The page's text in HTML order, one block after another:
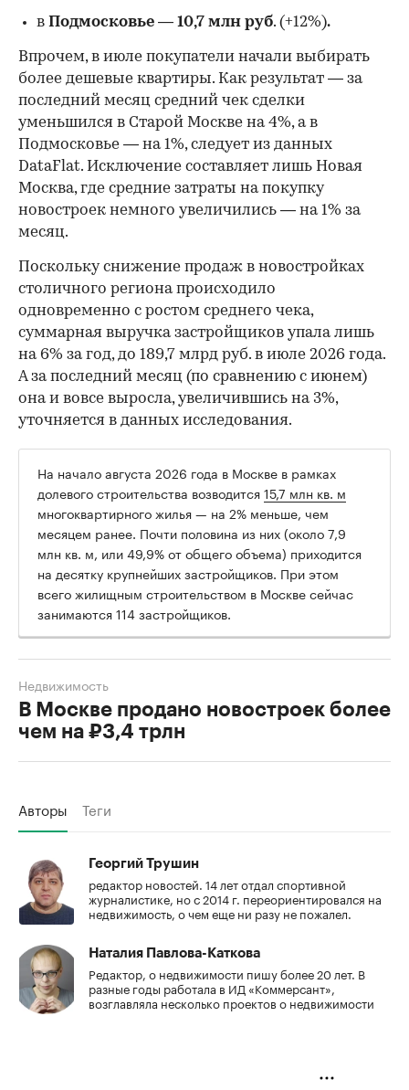
в Подмосковье — 10,7 млн руб. (+12%).
Впрочем, в июле покупатели начали выбирать
более дешевые квартиры. Как результат — за
последний месяц средний чек сделки
уменьшился в Старой Москве на 4%, а в
Подмосковье — на 1%, следует из данных
DataFlat. Исключение составляет лишь Новая
Москва, где средние затраты на покупку
новостроек немного увеличились — на 1% за
месяц.
Поскольку снижение продаж в новостройках
столичного региона происходило
одновременно с ростом среднего чека,
суммарная выручка застройщиков упала лишь
на 6% за год, до 189,7 млрд руб. в июле 2026 года.
А за последний месяц (по сравнению с июнем)
она и вовсе выросла, увеличившись на 3%,
уточняется в данных исследования.
На начало августа 2026 года в Москве в рамках
долевого строительства возводится15,7 млн кв. м
многоквартирного жилья — на 2% меньше, чем
месяцем ранее. Почти половина из них (около 7,9
млн кв. м, или 49,9% от общего объема) приходится
на десятку крупнейших застройщиков. При этом
всего жилищным строительством в Москве сейчас
занимаются 114 застройщиков.
В Москве продано новостроек более
чем на ₽3,4 трлн
Недвижимость
Авторы Теги
Георгий Трушин
редактор новостей. 14 лет отдал спортивной
журналистике, но с 2014 г. переориентировался на
недвижимость, о чем еще ни разу не пожалел.
Наталия Павлова-Каткова
Редактор, о недвижимости пишу более 20 лет. В
разные годы работала в ИД «Коммерсант»,
возглавляла несколько проектов о недвижимости